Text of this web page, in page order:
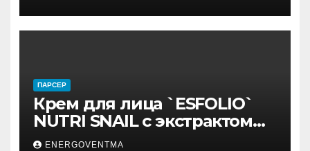
ПАРСЕР
Крем для лица `ESFOLIO`
NUTRI SNAIL с экстрактом
муцина улитки 200 мл
ENERGOVENTMA